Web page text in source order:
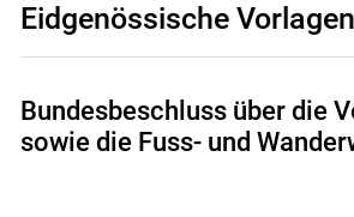
Eidgenössische Vorlagen
Bundesbeschluss über die
sowie die Fuss- und